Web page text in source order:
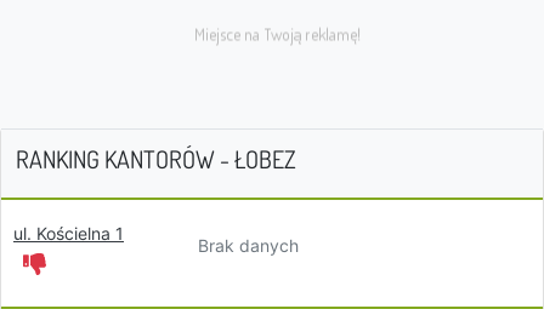
RANKING KANTORÓW - ŁOBEZ
ul. Kościelna 1
Brak danych